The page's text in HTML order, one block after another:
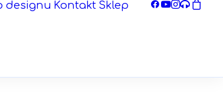
designu Kontakt Sklep